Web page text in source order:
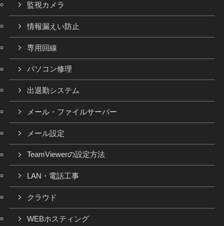
監視カメラ
情報漏えい防止
専用回線
パソコン修理
出退勤システム
メール・ファイルサーバー
メール設定
TeamViewerの設定方法
LAN・電話工事
クラウド
WEBホスティング